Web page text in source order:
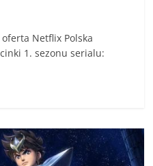
Netflix Polska
1. sezonu serialu: